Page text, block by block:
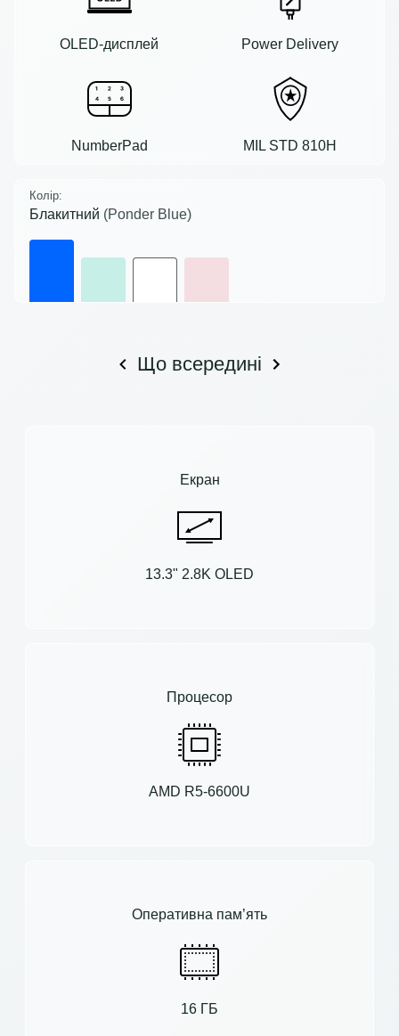
OLED-дисплей Power Delivery
NumberPad MIL STD 810H
Колір:
Блакитний (Ponder Blue)
Що всередині
Екран
13.3" 2.8K OLED
Процесор
AMD R5-6600U
Оперативна пам’ять
16 ГБ